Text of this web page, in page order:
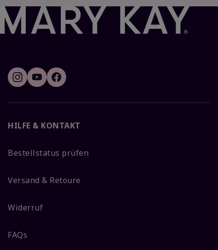
HILFE & KONTAKT
Bestellstatus prüfen
Versand & Retoure
Widerruf
FAQs